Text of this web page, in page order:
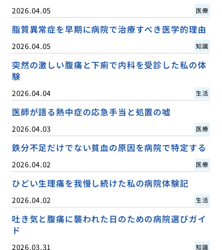
2026.04.05 医療
脂質異常症を早期に病院で治療すべき医学的理由
2026.04.05 知識
突然の激しい腹痛と下痢で内科を受診した私の体
験
2026.04.04 生活
医師が語る熱中症の応急手当と処置の嘘
2026.04.03 医療
鉄分不足だけでない貧血の原因を病院で特定する
2026.04.02 医療
ひどい生理痛を我慢し続けた私の病院体験記
2026.04.02 生活
吐き気と腹痛に襲われた日のための病院選びガイ
ド
2026.03.31 知識